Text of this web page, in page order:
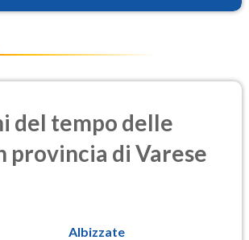
del tempo delle
provincia di Varese
Albizzate